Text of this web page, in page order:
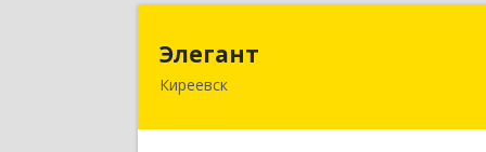
Элегант
Киреевск301262, Тульская обл, Киреевск г,